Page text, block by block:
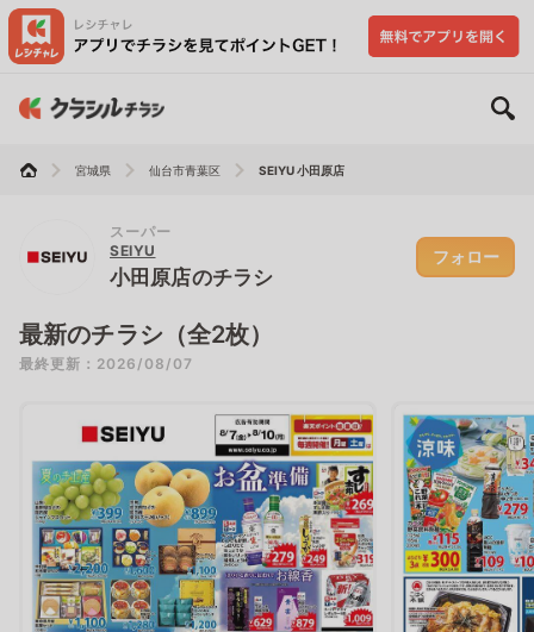
宮城県 仙台市青葉区 SEIYU 小田原店
スーパー
SEIYU
小田原店のチラシ
フォロー
最新のチラシ（全2枚）
最終更新：2026/08/07